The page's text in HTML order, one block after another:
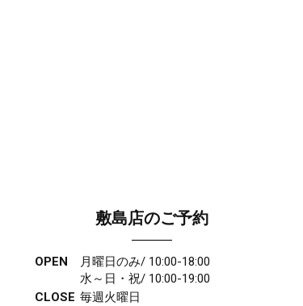
敷島店のご予約
OPEN
月曜日のみ/ 10:00-18:00
水～日・祝/ 10:00-19:00
CLOSE 毎週火曜日